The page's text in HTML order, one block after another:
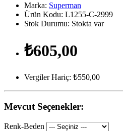
Marka: Superman
Ürün Kodu: L1255-C-2999
Stok Durumu: Stokta var
₺605,00
Vergiler Hariç: ₺550,00
Mevcut Seçenekler:
Renk-Beden